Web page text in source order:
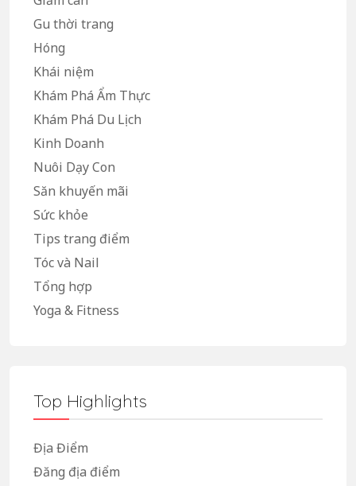
Gu thời trang
Hóng
Khái niệm
Khám Phá Ẩm Thực
Khám Phá Du Lịch
Kinh Doanh
Nuôi Dạy Con
Săn khuyến mãi
Sức khỏe
Tips trang điểm
Tóc và Nail
Tổng hợp
Yoga & Fitness
Top Highlights
Địa Điểm
Đăng địa điểm